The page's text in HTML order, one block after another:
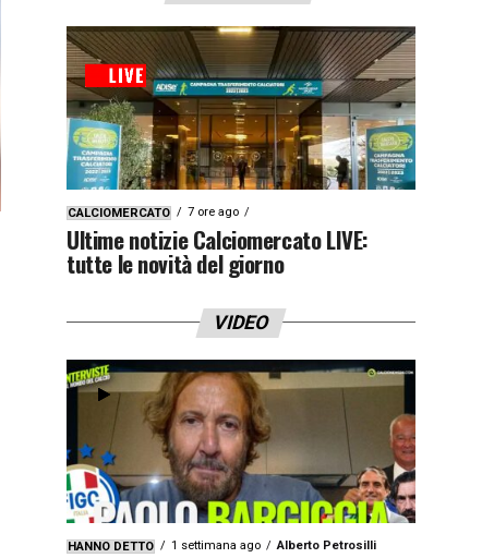
CALCIOMERCATO 7 ore ago
Ultime notizie Calciomercato LIVE:
tutte le novità del giorno
VIDEO
HANNO DETTO 1 settimana ago Alberto Petrosilli